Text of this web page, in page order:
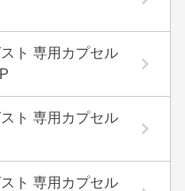
ト 専用カプセル
ト 専用カプセル
ト 専用カプセル